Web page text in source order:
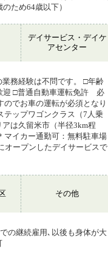
ため64歳以下）
デイサービス・デイケ
アセンター
務経験は不問です。 □年齢
□普通自動車運転免許 必
のでお車の運転が必須となり
テップワゴンクラス（7人乗
は久留米市（半径3km程
マイカー通勤可：無料駐車場
オープンしたデイサービスで
その他
の継続雇用､以後も身体が大